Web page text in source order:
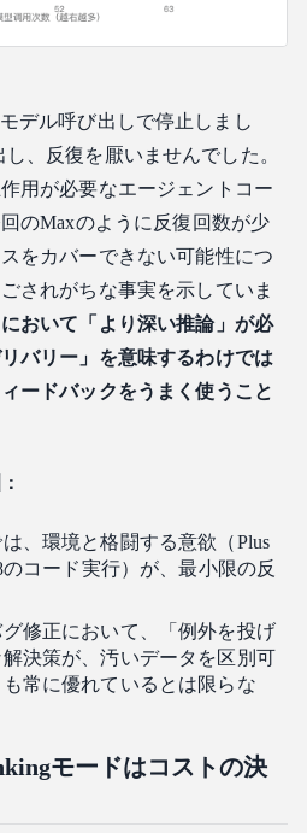
デル呼び出しで停止しまし
、反復を厭いませんでした。
用が必要なエージェントコー
のMaxのように反復回数が少
をカバーできない可能性につ
されがちな事実を示していま
おいて「より深い推論」が必
バリー」を意味するわけでは
ードバックをうまく使うこと
、環境と格闘する意欲（Plus
コード実行）が、最小限の反
修正において、「例外を投げ
決策が、汚いデータを区別可
常に優れているとは限らな
モードはコストの決